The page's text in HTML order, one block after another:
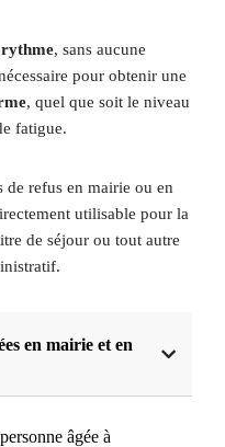
rythme, sans aucune
pour obtenir une
, quel que soit le niveau
fatigue.
de refus en mairie ou en
utilisable pour la
de séjour ou tout autre
en mairie et en
âgée à